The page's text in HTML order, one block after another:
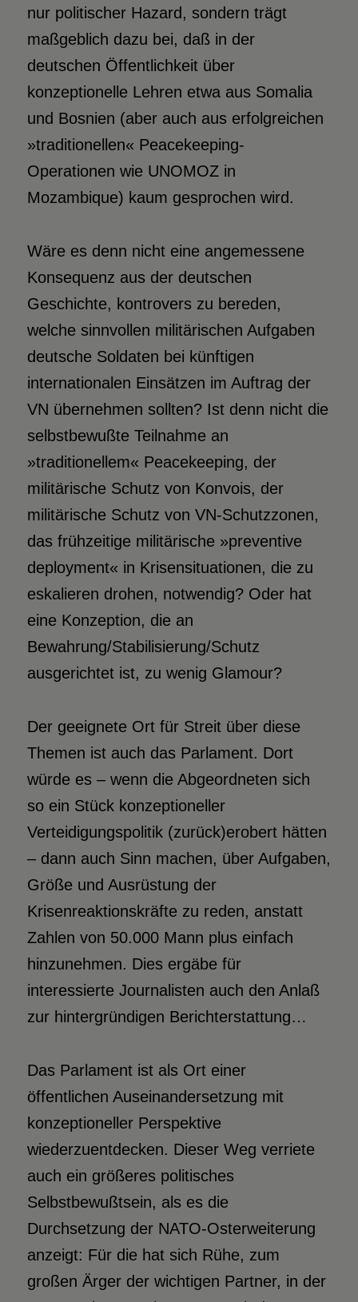
nur politischer Hazard, sondern trägt
maßgeblich dazu bei, daß in der
deutschen Öffentlichkeit über
konzeptionelle Lehren etwa aus Somalia
und Bosnien (aber auch aus erfolgreichen
»traditionellen« Peacekeeping-
Operationen wie UNOMOZ in
Mozambique) kaum gesprochen wird.
Wäre es denn nicht eine angemessene
Konsequenz aus der deutschen
Geschichte, kontrovers zu bereden,
welche sinnvollen militärischen Aufgaben
deutsche Soldaten bei künftigen
internationalen Einsätzen im Auftrag der
VN übernehmen sollten? Ist denn nicht die
selbstbewußte Teilnahme an
»traditionellem« Peacekeeping, der
militärische Schutz von Konvois, der
militärische Schutz von VN-Schutzzonen,
das frühzeitige militärische »preventive
deployment« in Krisensituationen, die zu
eskalieren drohen, notwendig? Oder hat
eine Konzeption, die an
Bewahrung/Stabilisierung/Schutz
ausgerichtet ist, zu wenig Glamour?
Der geeignete Ort für Streit über diese
Themen ist auch das Parlament. Dort
würde es – wenn die Abgeordneten sich
so ein Stück konzeptioneller
Verteidigungspolitik (zurück)erobert hätten
– dann auch Sinn machen, über Aufgaben,
Größe und Ausrüstung der
Krisenreaktionskräfte zu reden, anstatt
Zahlen von 50.000 Mann plus einfach
hinzunehmen. Dies ergäbe für
interessierte Journalisten auch den Anlaß
zur hintergründigen Berichterstattung…
Das Parlament ist als Ort einer
öffentlichen Auseinandersetzung mit
konzeptioneller Perspektive
wiederzuentdecken. Dieser Weg verriete
auch ein größeres politisches
Selbstbewußtsein, als es die
Durchsetzung der NATO-Osterweiterung
anzeigt: Für die hat sich Rühe, zum
großen Ärger der wichtigen Partner, in der